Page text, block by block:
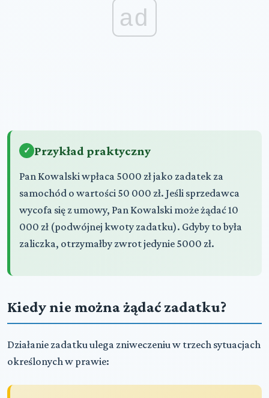
ad
Przykład praktyczny
Pan Kowalski wpłaca 5000 zł jako zadatek za
samochód o wartości 50 000 zł. Jeśli sprzedawca
wycofa się z umowy, Pan Kowalski może żądać 10
000 zł (podwójnej kwoty zadatku). Gdyby to była
zaliczka, otrzymałby zwrot jedynie 5000 zł.
Kiedy nie można żądać zadatku?
Działanie zadatku ulega zniweczeniu w trzech sytuacjach
określonych w prawie: